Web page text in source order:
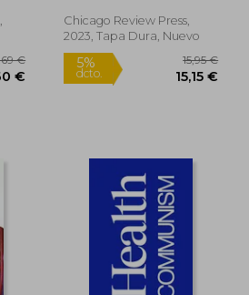
5%
dcto.
Chicago Review Press,
2023, Tapa Dura, Nuevo